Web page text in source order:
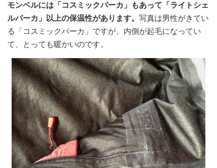
モンベルには「コスミックパーカ」もあって「ライトシェ
ルパーカ」以上の保温性があります。 写真は男性がきてい
る「コスミックパーカ」ですが、内側が起毛になってい
て、とっても暖かいのです。